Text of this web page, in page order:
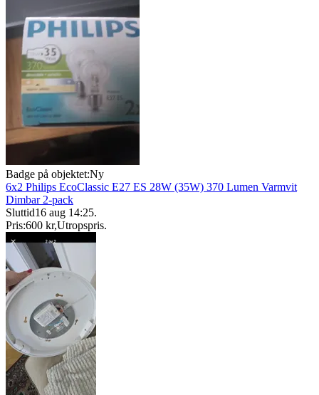
Badge på objektet:Ny
6x2 Philips EcoClassic E27 ES 28W (35W) 370 Lumen Varmvit
Dimbar 2-pack
Sluttid16 aug 14:25.
Pris:600 kr,Utropspris.